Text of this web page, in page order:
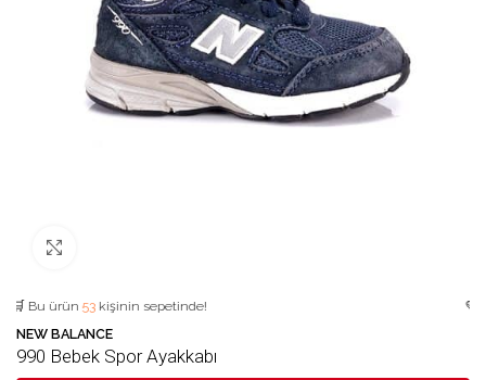
ürün53 kişinin sepetinde! 💛 Favori
NEW BALANCE
990 Bebek Spor Ayakkabı